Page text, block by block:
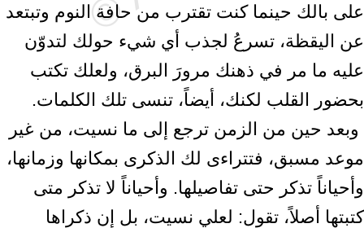
على بالك حينما كنت تقترب من ‏حافة النوم وتبتعد
عن اليقظة، تسرعُ لجذب أي شيء حولك لتدوّن
عليه ما مر في ‏ذهنك مرورَ البرق، ولعلك تكتب
بحضور القلب لكنك، أيضاً، تنسى تلك الكلمات.‏ ‎
‎ وبعد حين من الزمن ترجع إلى ما نسيت، من غير
موعد مسبق، فتتراءى لك الذكرى ‏بمكانها وزمانها،
وأحياناً تذكر حتى تفاصيلها. وأحياناً لا تذكر متى
كتبتها أصلاً، ‏تقول: لعلي نسيت، بل إن ذكراها